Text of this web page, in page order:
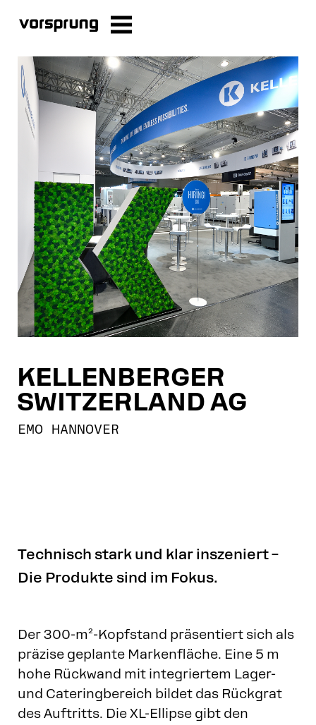
KELLENBERGER
SWITZERLAND AG
EMO HANNOVER
Technisch stark und klar inszeniert –
Die Produkte sind im Fokus.
Der 300-m²-Kopfstand präsentiert sich als
präzise geplante Markenfläche. Eine 5 m
hohe Rückwand mit integriertem Lager-
und Cateringbereich bildet das Rückgrat
des Auftritts. Die XL-Ellipse gibt den